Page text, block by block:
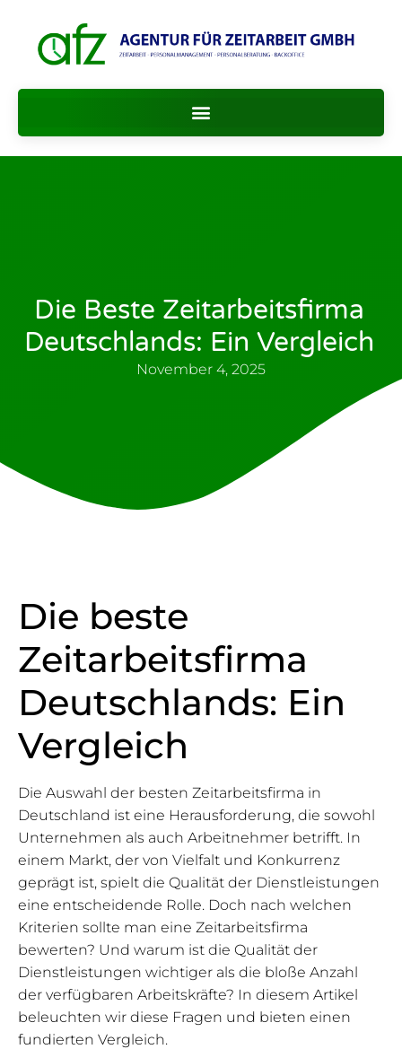
Die Beste Zeitarbeitsfirma
Deutschlands: Ein Vergleich
November 4, 2025
Die beste
Zeitarbeitsfirma
Deutschlands: Ein
Vergleich
Die Auswahl der besten Zeitarbeitsfirma in
Deutschland ist eine Herausforderung, die sowohl
Unternehmen als auch Arbeitnehmer betrifft. In
einem Markt, der von Vielfalt und Konkurrenz
geprägt ist, spielt die Qualität der Dienstleistungen
eine entscheidende Rolle. Doch nach welchen
Kriterien sollte man eine Zeitarbeitsfirma
bewerten? Und warum ist die Qualität der
Dienstleistungen wichtiger als die bloße Anzahl
der verfügbaren Arbeitskräfte? In diesem Artikel
beleuchten wir diese Fragen und bieten einen
fundierten Vergleich.